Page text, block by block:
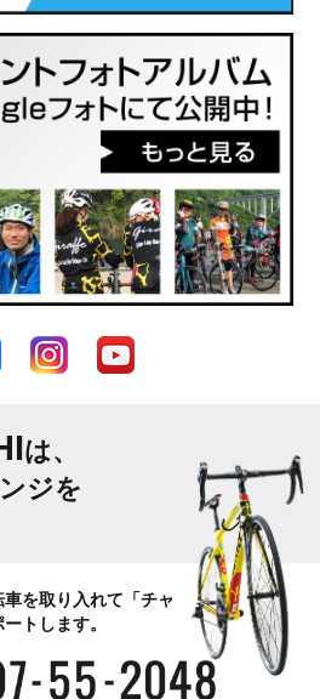
は、
ジを
を取り入れて「チャ
トします。